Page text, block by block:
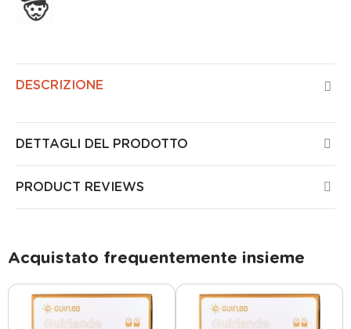
DESCRIZIONE
DETTAGLI DEL PRODOTTO
PRODUCT REVIEWS
Acquistato frequentemente insieme